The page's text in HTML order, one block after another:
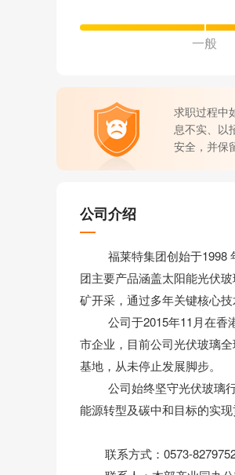
一般
求职过程中
息不实、以
安全，并保
公司介绍
福莱特集团创始于1998 年
团主要产品涵盖太阳能光伏
矿开采，通过多年关键核心
公司于2015年11月在香港
市企业，目前公司光伏玻璃
基地，从未停止发展脚步。
公司始终坚守光伏玻璃行
能源转型及碳中和目标的实现
联系方式：0573-